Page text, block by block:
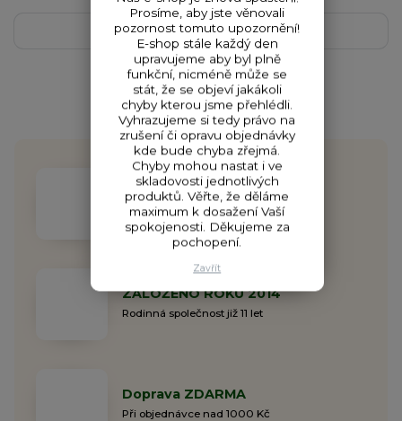
Zobrazit všechny novinky
DÁREK ZDARMA
K objednávce rozdáváme dárky
ZALOŽENO ROKU 2014
Rodinná společnost již 11 let
Doprava ZDARMA
Při objednávce nad 1000 Kč
Prosíme, aby jste věnovali
pozornost tomuto upozornění!
E-shop stále každý den
upravujeme aby byl plně
funkční, nicméně může se
stát, že se objeví jakákoli
chyby kterou jsme přehlédli.
Vyhrazujeme si tedy právo na
zrušení či opravu objednávky
kde bude chyba zřejmá.
Chyby mohou nastat i ve
skladovosti jednotlivých
produktů. Věřte, že děláme
maximum k dosažení Vaší
spokojenosti. Děkujeme za
pochopení.
Zavřít